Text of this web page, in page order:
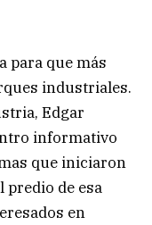
para que más
industriales.
Edgar
informativo
que iniciaron
predio de esa
en